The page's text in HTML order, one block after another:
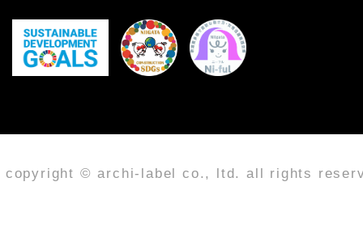
copyright © archi-label co., ltd. all rights